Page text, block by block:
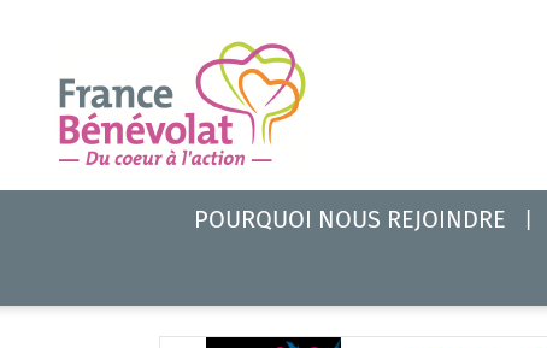
POURQUOI NOUS REJOINDRE